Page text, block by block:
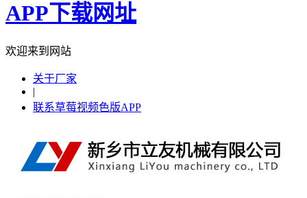
APP下载网址
欢迎来到网站
关于厂家
|
联系草莓视频色版APP